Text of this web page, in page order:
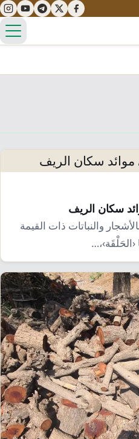
سكان الريف
والنباتات ذات القيمة
‹الحَلْقَة›،…